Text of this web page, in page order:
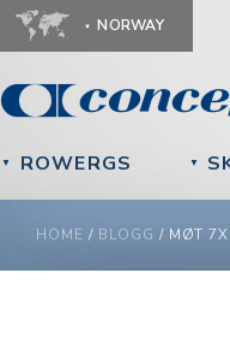
NORWAY
▼ ROWERGS ▼
YOU ARE
HOME / BLOGG / MØT 7X